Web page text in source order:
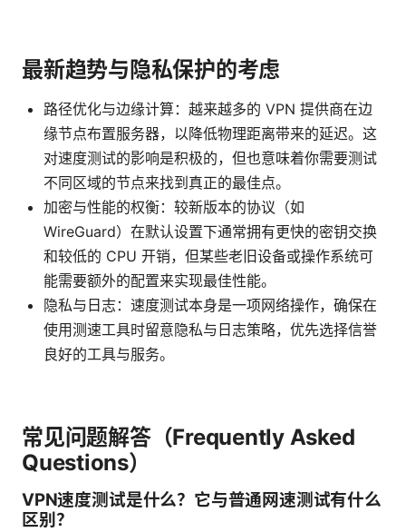
最新趋势与隐私保护的考虑
路径优化与边缘计算：越来越多的 VPN 提供商在边
缘节点布置服务器，以降低物理距离带来的延迟。这
对速度测试的影响是积极的，但也意味着你需要测试
不同区域的节点来找到真正的最佳点。
加密与性能的权衡：较新版本的协议（如
WireGuard）在默认设置下通常拥有更快的密钥交换
和较低的 CPU 开销，但某些老旧设备或操作系统可
能需要额外的配置来实现最佳性能。
隐私与日志：速度测试本身是一项网络操作，确保在
使用测速工具时留意隐私与日志策略，优先选择信誉
良好的工具与服务。
常见问题解答（Frequently Asked
Questions）
VPN速度测试是什么？它与普通网速测试有什么
区别？